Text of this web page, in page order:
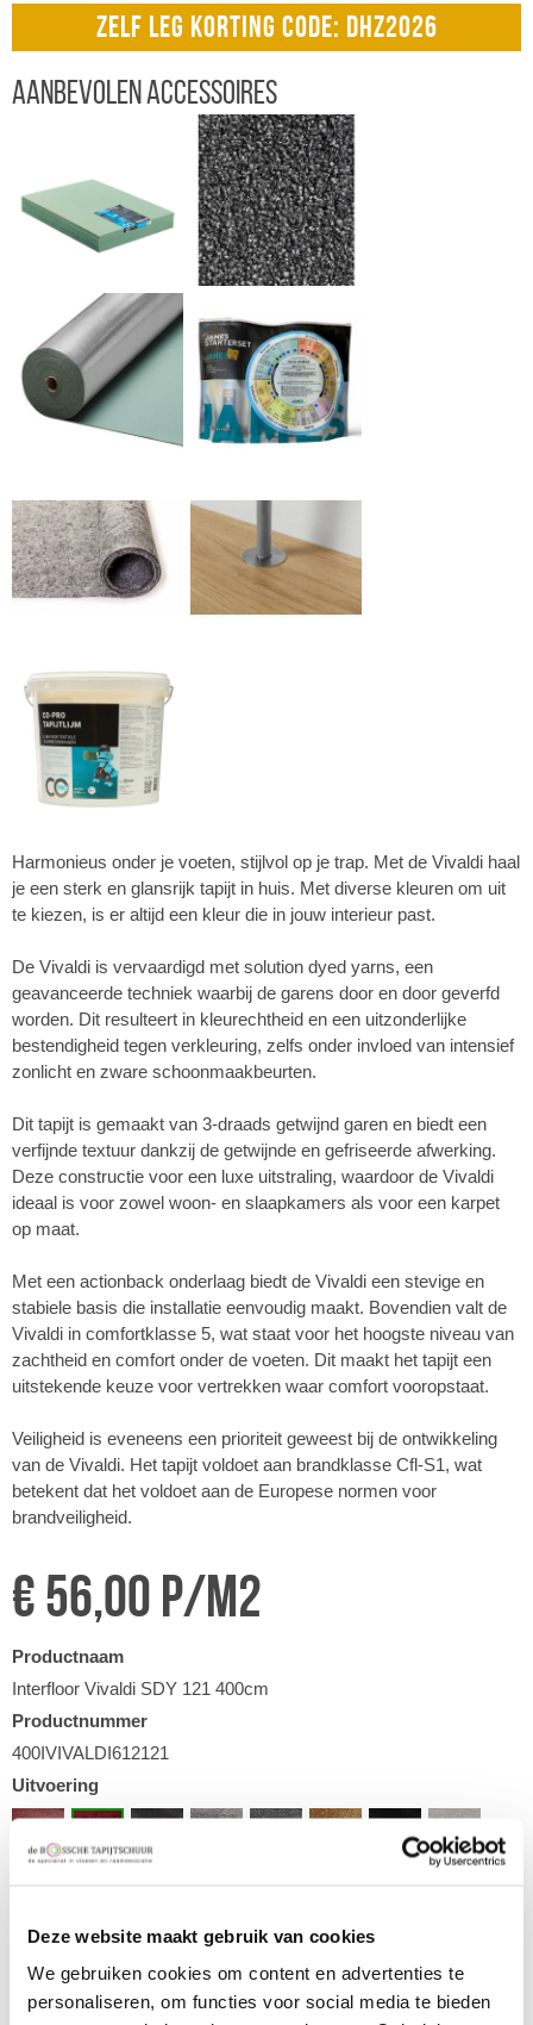
Deze website maakt gebruik van cookies
We gebruiken cookies om content en advertenties te
personaliseren, om functies voor social media te bieden
ZELF LEG KORTING CODE: DHZ2026
Aanbevolen accessoires
Harmonieus onder je voeten, stijlvol op je trap. Met de Vivaldi haal
je een sterk en glansrijk tapijt in huis. Met diverse kleuren om uit
te kiezen, is er altijd een kleur die in jouw interieur past.
De Vivaldi is vervaardigd met solution dyed yarns, een
geavanceerde techniek waarbij de garens door en door geverfd
worden. Dit resulteert in kleurechtheid en een uitzonderlijke
bestendigheid tegen verkleuring, zelfs onder invloed van intensief
zonlicht en zware schoonmaakbeurten.
Dit tapijt is gemaakt van 3-draads getwijnd garen en biedt een
verfijnde textuur dankzij de getwijnde en gefriseerde afwerking.
Deze constructie voor een luxe uitstraling, waardoor de Vivaldi
ideaal is voor zowel woon- en slaapkamers als voor een karpet
op maat.
Met een actionback onderlaag biedt de Vivaldi een stevige en
stabiele basis die installatie eenvoudig maakt. Bovendien valt de
Vivaldi in comfortklasse 5, wat staat voor het hoogste niveau van
zachtheid en comfort onder de voeten. Dit maakt het tapijt een
uitstekende keuze voor vertrekken waar comfort vooropstaat.
Veiligheid is eveneens een prioriteit geweest bij de ontwikkeling
van de Vivaldi. Het tapijt voldoet aan brandklasse Cfl-S1, wat
betekent dat het voldoet aan de Europese normen voor
brandveiligheid.
€ 56,00 p/m2
Productnaam
Interfloor Vivaldi SDY 121 400cm
Productnummer
400IVIVALDI612121
Uitvoering
Afmeting
400 cm
Gebruiksklasse